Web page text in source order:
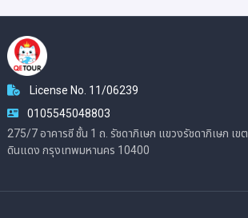
License No. 11/06239
0105545048803
275/7 อาคารซี ชั้น 1 ถ. รัชดาภิเษก แขวงรัชดาภิเษก เขต
ดินแดง กรุงเทพมหานคร 10400